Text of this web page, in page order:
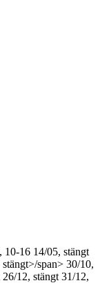
10-16 14/05, stängt
stängt>/span> 30/10,
26/12, stängt 31/12,